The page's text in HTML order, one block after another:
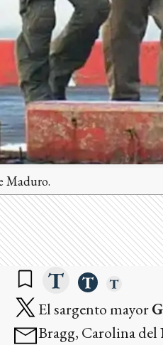
Maduro.
El sargento mayor
Bragg, Carolina del